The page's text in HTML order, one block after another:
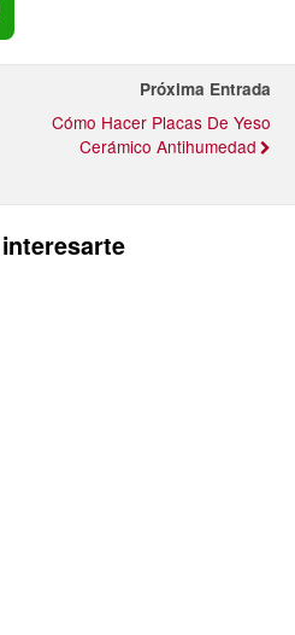
Próxima Entrada
Cómo Hacer Placas De Yeso
Cerámico Antihumedad